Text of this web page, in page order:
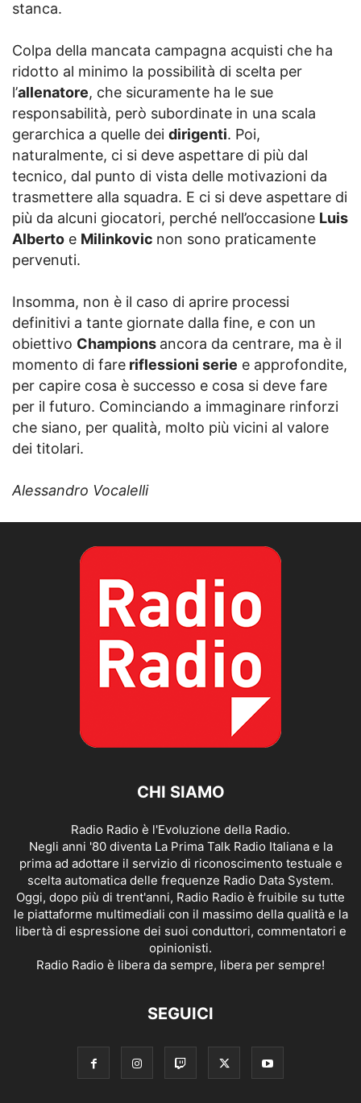
stanca.
Colpa della mancata campagna acquisti che ha
ridotto al minimo la possibilità di scelta per
l’allenatore, che sicuramente ha le sue
responsabilità, però subordinate in una scala
gerarchica a quelle dei dirigenti. Poi,
naturalmente, ci si deve aspettare di più dal
tecnico, dal punto di vista delle motivazioni da
trasmettere alla squadra. E ci si deve aspettare di
più da alcuni giocatori, perché nell’occasione Luis
Alberto e Milinkovic non sono praticamente
pervenuti.
Insomma, non è il caso di aprire processi
definitivi a tante giornate dalla fine, e con un
obiettivo Champions ancora da centrare, ma è il
momento di fare riflessioni serie e approfondite,
per capire cosa è successo e cosa si deve fare
per il futuro. Cominciando a immaginare rinforzi
che siano, per qualità, molto più vicini al valore
dei titolari.
Alessandro Vocalelli
CHI SIAMO
Radio Radio è l'Evoluzione della Radio.
Negli anni '80 diventa La Prima Talk Radio Italiana e la
prima ad adottare il servizio di riconoscimento testuale e
scelta automatica delle frequenze Radio Data System.
Oggi, dopo più di trent'anni, Radio Radio è fruibile su tutte
le piattaforme multimediali con il massimo della qualità e la
libertà di espressione dei suoi conduttori, commentatori e
opinionisti.
Radio Radio è libera da sempre, libera per sempre!
SEGUICI